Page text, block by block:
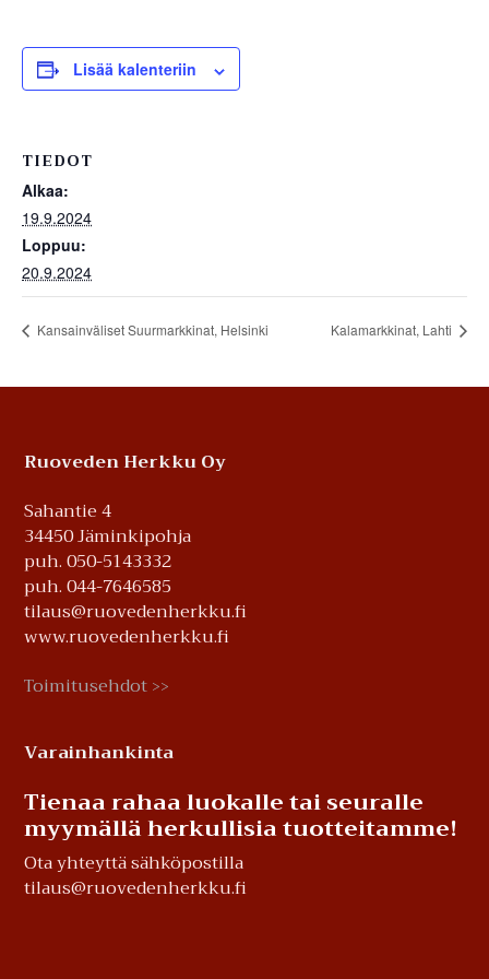
Lisää kalenteriin
TIEDOT
Alkaa:
19.9.2024
Loppuu:
20.9.2024
Kansainväliset Suurmarkkinat, Helsinki Kalamarkkinat, Lahti
Footer
Ruoveden Herkku Oy
Sahantie 4
34450 Jäminkipohja
puh. 050-5143332
puh. 044-7646585
tilaus@ruovedenherkku.fi
www.ruovedenherkku.fi
Toimitusehdot >>
Varainhankinta
Tienaa rahaa luokalle tai seuralle
myymällä herkullisia tuotteitamme!
Ota yhteyttä sähköpostilla
tilaus@ruovedenherkku.fi